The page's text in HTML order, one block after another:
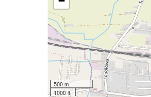
500 m
1000 ft